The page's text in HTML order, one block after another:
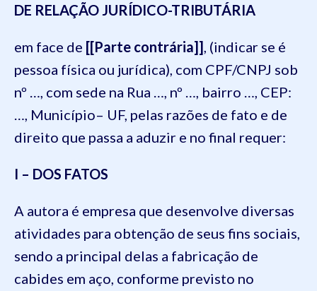
DE RELAÇÃO JURÍDICO-TRIBUTÁRIA
em face de [[Parte contrária]] , (indicar se é
pessoa física ou jurídica), com CPF/CNPJ sob
nº …, com sede na Rua …, nº …, bairro …, CEP:
…, Município– UF, pelas razões de fato e de
direito que passa a aduzir e no final requer:
I – DOS FATOS
A autora é empresa que desenvolve diversas
atividades para obtenção de seus fins sociais,
sendo a principal delas a fabricação de
cabides em aço, conforme previsto no